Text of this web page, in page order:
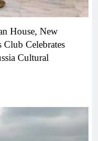
House, New
Celebrates
Cultural